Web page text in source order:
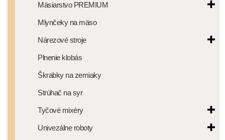
Mäsiarstvo PREMIUM
Mlynčeky na mäso
Nárezové stroje
Plnenie klobás
Škrabky na zemiaky
Strúhač na syr
Tyčové mixéry
Univezálne roboty